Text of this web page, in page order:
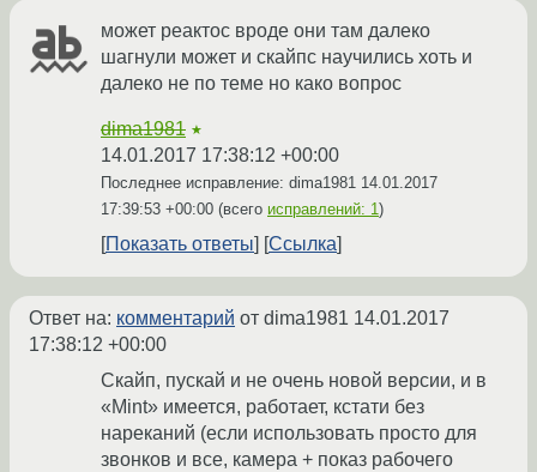
может реактос вроде они там далеко
шагнули может и скайпс научились хоть и
далеко не по теме но како вопрос
dima1981 ★
14.01.2017 17:38:12 +00:00
Последнее исправление: dima1981 14.01.2017
17:39:53 +00:00 (всего исправлений: 1)
Показать ответы Ссылка
Ответ на: комментарий от dima1981 14.01.2017
17:38:12 +00:00
Скайп, пускай и не очень новой версии, и в
«Mint» имеется, работает, кстати без
нареканий (если использовать просто для
звонков и все, камера + показ рабочего